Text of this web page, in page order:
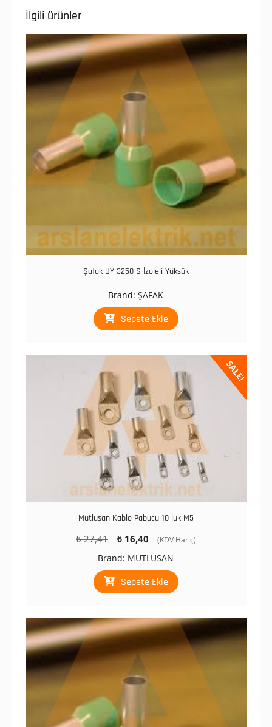
İlgili ürünler
Şafak UY 3250 S İzoleli Yüksük
Brand:ŞAFAK
Sepete Ekle
SALE!
Mutlusan Kablo Pabucu 10 luk M5
₺27,41
Orijinal
₺ 27,41.
₺16,40
Şu
fiyat:
₺ 16,40.
(KDV Hariç)
Brand: MUTLUSAN
Sepete Ekle